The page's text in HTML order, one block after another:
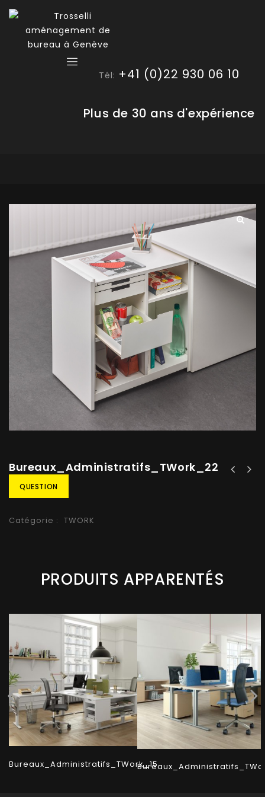
Tél: +41 (0)22 930 06 10
Plus de 30 ans d'expérience
Bureaux_Administratifs_TWork_22
QUESTION
Catégorie : TWORK
PRODUITS APPARENTÉS
Bureaux_Administratifs_TWork_15